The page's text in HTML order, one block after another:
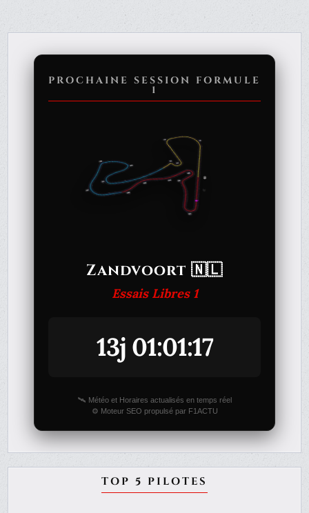
PROCHAINE SESSION FORMULE
1
Zandvoort 🇳🇱
Essais Libres 1
13j 01:01:17
🛰️ Météo et Horaires actualisés en temps réel
⚙️ Moteur SEO propulsé par F1ACTU
TOP 5 PILOTES